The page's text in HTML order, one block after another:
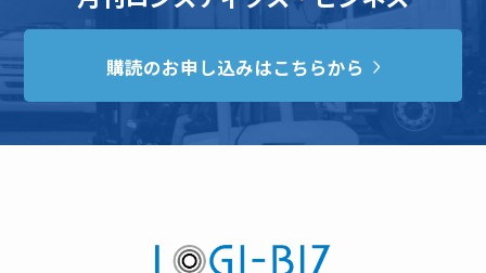
購読のお申し込みはこちらから